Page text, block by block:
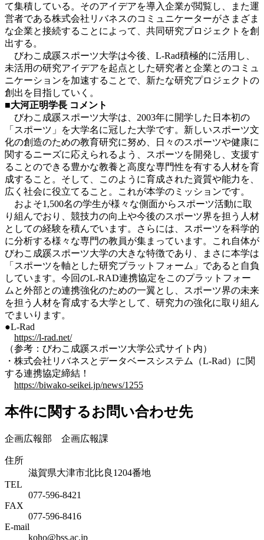
て集積している。そのアイデアを導入企業が閲覧し、また運
営者である株式会社リバネスのコミュニケーターがさまざま
な企業と接続することによって、共同研究プロジェクトを創
出する。
びわこ成蹊スポーツ大学は今後、L-Rad積極的に活用し、
未活用の研究アイデアを起点とした研究者と企業とのコミュ
ニケーションを加速することで、新たな研究プロジェクトの
創出を目指していく。
■大河正明学長 コメント
びわこ成蹊スポーツ大学は、2003年に開学した日本初の
「スポーツ」を大学名に冠した大学です。新しいスポーツ文
化の創造のための教育研究に努め、日々のスポーツや健康に
関するニーズに応えられるよう、スポーツを開発し、支援す
ることのできる豊かな教養と高度な専門性を有する人材を育
成すること。そして、このように育成された資質や能力を、
広く社会に役立てること。これが本学のミッションです。
およそ1,500名の学生が様々な側面からスポーツ活動に取
り組んでおり、競技力の向上や今後のスポーツ界を担う人材
としての経験を積んでいます。さらには、スポーツを科学的
に分析する様々な専門の教員が集まっています。これ自体が
びわこ成蹊スポーツ大学の大きな特徴であり、まさに本学は
「スポーツを軸とした研究プラットフォーム」であると自負
しています。今回のL-RAD連携協定をこのプラットフォー
ムと外部との連携強化のための一翼とし、スポーツ界の未来
を担う人材を育成する大学として、研究力の強化に取り組ん
でまいります。
●L-Rad
https://l-rad.net/
（参考：びわこ成蹊スポーツ大学公式サイト内）
・株式会社リバネスとデータベースシステム（L-Rad）に関
する連携協定締結！
https://biwako-seikei.jp/news/1255
本件に関するお問い合わせ先
企画広報部 企画広報課
住所
滋賀県大津市北比良1204番地
TEL
077-596-8421
FAX
077-596-8416
E-mail
koho@bss.ac.jp